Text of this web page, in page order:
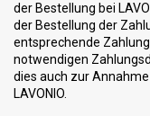
der Bestellung bei
der Bestellung der
entsprechende
notwendigen
dies auch zur
LAVONIO.